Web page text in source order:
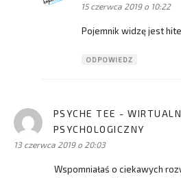
15 czerwca 2019 o 10:22
Pojemnik widzę jest
ODPOWIEDZ
PSYCHE TEE -
PSYCHOLOGICZNY
13 czerwca 2019 o 20:03
Wspomniałaś o ciekawych